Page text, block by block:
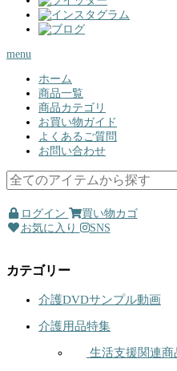
menu
ホーム
商品一覧
商品カテゴリ
お買い物ガイド
よくあるご質問
お問い合わせ
ログイン
買い物カゴ
お気に入り
SNS
カテゴリー
介護DVDサンプル動画
介護用品特集
生活支援関連商